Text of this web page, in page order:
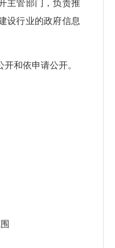
管部门，负责推
设行业的政府信息
和依申请公开。